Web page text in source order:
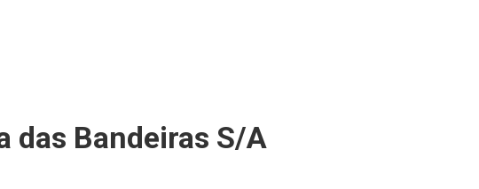
das Bandeiras S/A